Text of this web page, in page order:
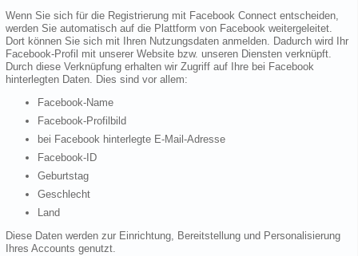
Wenn Sie sich für die Registrierung mit Facebook Connect entscheiden,
werden Sie automatisch auf die Plattform von Facebook weitergeleitet.
Dort können Sie sich mit Ihren Nutzungsdaten anmelden. Dadurch wird Ihr
Facebook-Profil mit unserer Website bzw. unseren Diensten verknüpft.
Durch diese Verknüpfung erhalten wir Zugriff auf Ihre bei Facebook
hinterlegten Daten. Dies sind vor allem:
Facebook-Name
Facebook-Profilbild
bei Facebook hinterlegte E-Mail-Adresse
Facebook-ID
Geburtstag
Geschlecht
Land
Diese Daten werden zur Einrichtung, Bereitstellung und Personalisierung
Ihres Accounts genutzt.